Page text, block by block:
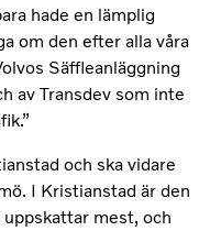
hade en lämplig
om den efter alla våra
Säffleanläggning
av Transdev som inte
och ska vidare
I Kristianstad är den
uppskattar mest, och